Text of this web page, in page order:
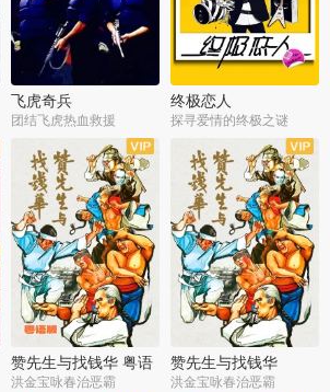
飞虎奇兵
团结飞虎热血救援
终极恋人
探寻爱情的终极之谜
赞先生与找钱华 粤语
版
洪金宝咏春治恶霸
赞先生与找钱华
洪金宝咏春治恶霸